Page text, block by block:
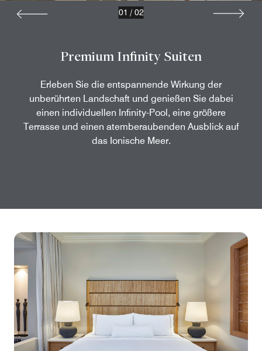
Premium Infinity Suiten
Erleben Sie die entspannende Wirkung der
unberührten Landschaft und genießen Sie dabei
einen individuellen Infinity-Pool, eine größere
Terrasse und einen atemberaubenden Ausblick auf
das Ionische Meer.
01 / 02